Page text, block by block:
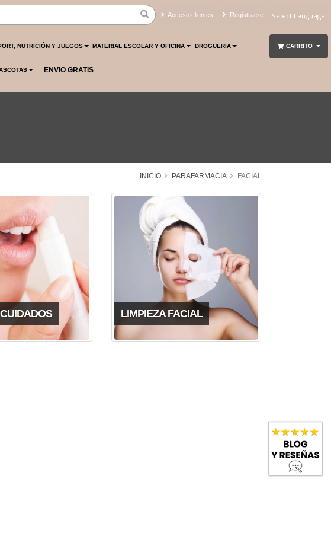
Acceso clientes Registrarse
Translate
NUTRICIÓN Y JUEGOS MATERIAL ESCOLAR Y OFICINA DROGUERIA
ENVIO GRATIS
CARRITO
INICIO PARAFARMACIA FACIAL
LIMPIEZA FACIAL